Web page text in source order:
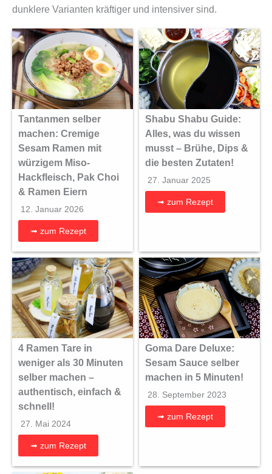
dunklere Varianten kräftiger und intensiver sind.
Tantanmen selber
machen: Cremige
Sesam Ramen mit
würzigem Miso-
Hackfleisch, Pak Choi
& Ramen Eiern
12. Januar 2026
➟ zum Rezept
Shabu Shabu Guide:
Alles, was du wissen
musst – Brühe, Dips &
die besten Zutaten!
27. Januar 2025
➟ zum Rezept
4 Ramen Tare in
weniger als 30 Minuten
selber machen –
authentisch, einfach &
schnell!
27. Mai 2024
➟ zum Rezept
Goma Dare Deluxe:
Sesam Sauce selber
machen in 5 Minuten!
28. September 2023
➟ zum Rezept